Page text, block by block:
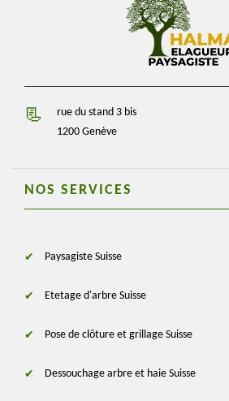
rue du stand 3 bis
1200 Genève
NOS SERVICES
Paysagiste Suisse
Etetage d'arbre Suisse
Pose de clôture et grillage Suisse
Dessouchage arbre et haie Suisse